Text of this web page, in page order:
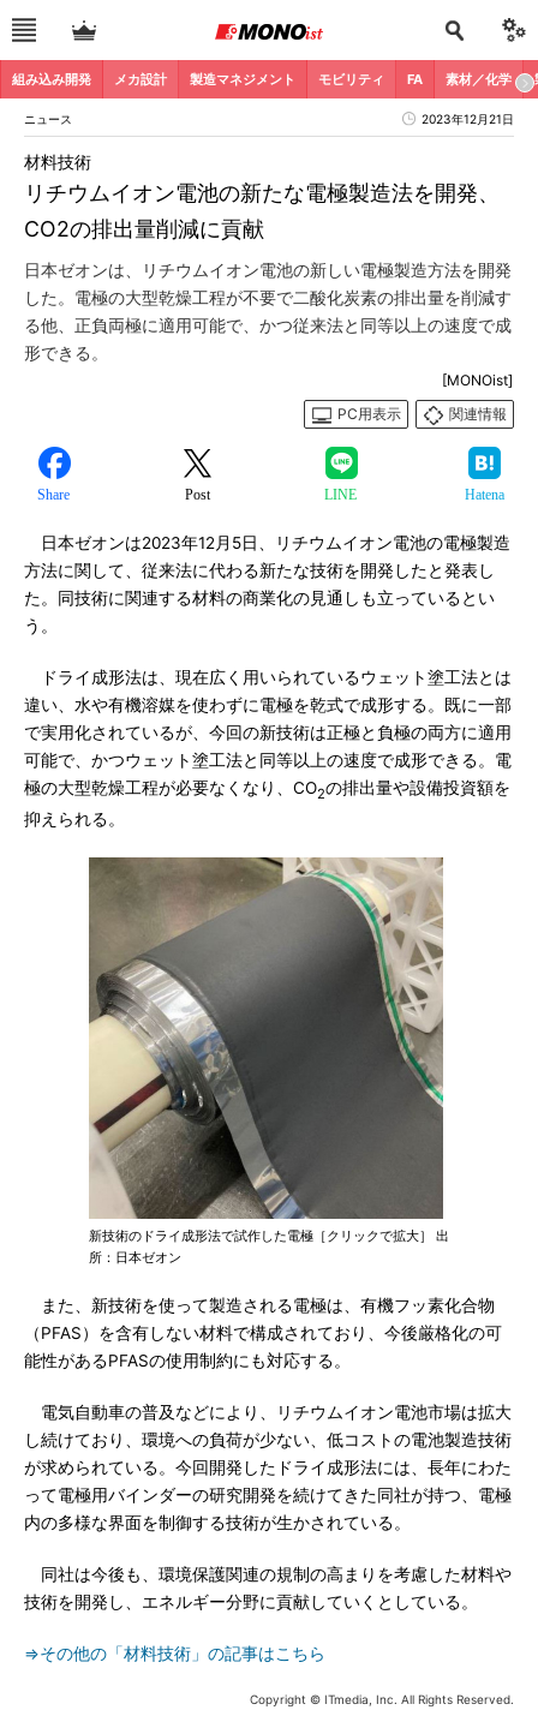
組み込み開発 メカ設計 製造マネジメント モビリティ FA 素材／化学
ニュース 2023年12月21日
リチウムイオン電池の新たな電極製造法を開発、
CO2の排出量削減に貢献
材料技術
日本ゼオンは、リチウムイオン電池の新しい電極製造方法を開発
した。電極の大型乾燥工程が不要で二酸化炭素の排出量を削減す
る他、正負両極に適用可能で、かつ従来法と同等以上の速度で成
形できる。
[MONOist]
PC用表示
関連情報
Share Post LINE Hatena
日本ゼオンは2023年12月5日、リチウムイオン電池の電極製造
方法に関して、従来法に代わる新たな技術を開発したと発表し
た。同技術に関連する材料の商業化の見通しも立っているとい
う。
ドライ成形法は、現在広く用いられているウェット塗工法とは
違い、水や有機溶媒を使わずに電極を乾式で成形する。既に一部
で実用化されているが、今回の新技術は正極と負極の両方に適用
可能で、かつウェット塗工法と同等以上の速度で成形できる。電
極の大型乾燥工程が必要なくなり、CO2の排出量や設備投資額を
抑えられる。
新技術のドライ成形法で試作した電極［クリックで拡大］ 出
所：日本ゼオン
また、新技術を使って製造される電極は、有機フッ素化合物
（PFAS）を含有しない材料で構成されており、今後厳格化の可
能性があるPFASの使用制約にも対応する。
電気自動車の普及などにより、リチウムイオン電池市場は拡大
し続けており、環境への負荷が少ない、低コストの電池製造技術
が求められている。今回開発したドライ成形法には、長年にわた
って電極用バインダーの研究開発を続けてきた同社が持つ、電極
内の多様な界面を制御する技術が生かされている。
同社は今後も、環境保護関連の規制の高まりを考慮した材料や
技術を開発し、エネルギー分野に貢献していくとしている。
⇒その他の「材料技術」の記事はこちら
Copyright © ITmedia, Inc. All Rights Reserved.